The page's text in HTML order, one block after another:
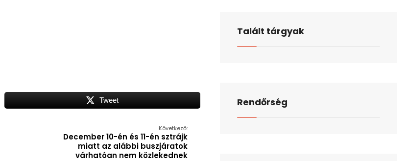
Tweet
Következő:
December 10-én és 11-én sztrájk
miatt az alábbi buszjáratok
várhatóan nem közlekednek
Talált tárgyak
Rendőrség